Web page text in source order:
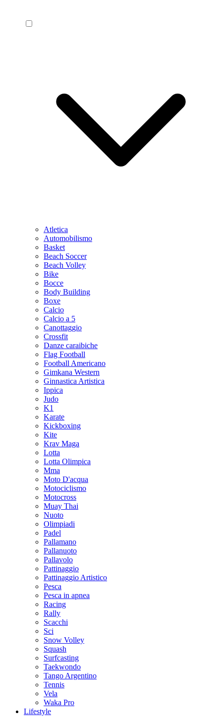
Atletica
Automobilismo
Basket
Beach Soccer
Beach Volley
Bike
Bocce
Body Building
Boxe
Calcio
Calcio a 5
Canottaggio
Crossfit
Danze caraibiche
Flag Football
Football Americano
Gimkana Western
Ginnastica Artistica
Ippica
Judo
K1
Karate
Kickboxing
Kite
Krav Maga
Lotta
Lotta Olimpica
Mma
Moto D'acqua
Motociclismo
Motocross
Muay Thai
Nuoto
Olimpiadi
Padel
Pallamano
Pallanuoto
Pallavolo
Pattinaggio
Pattinaggio Artistico
Pesca
Pesca in apnea
Racing
Rally
Scacchi
Sci
Snow Volley
Squash
Surfcasting
Taekwondo
Tango Argentino
Tennis
Vela
Waka Pro
Lifestyle